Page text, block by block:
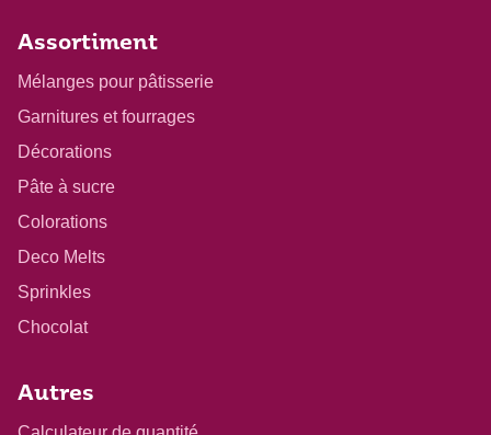
Assortiment
Mélanges pour pâtisserie
Garnitures et fourrages
Décorations
Pâte à sucre
Colorations
Deco Melts
Sprinkles
Chocolat
Autres